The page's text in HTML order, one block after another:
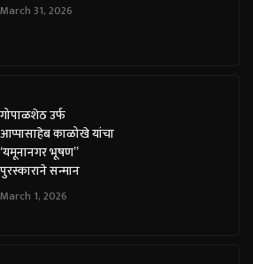
March 31, 2026
गोपाळशेठ उर्फ
आप्पासाहेब काळोखे यांचा
‘यमूनानगर भूषण”
पुरस्काराने सन्मान
March 1, 2026